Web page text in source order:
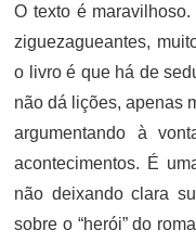
O texto é
ziguezagueantes,
o livro é que há de
não dá lições, apenas
argumentando à
acontecimentos. É
não deixando clara
sobre o “herói” do